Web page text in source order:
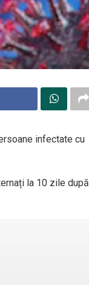
infectate cu
la 10 zile după